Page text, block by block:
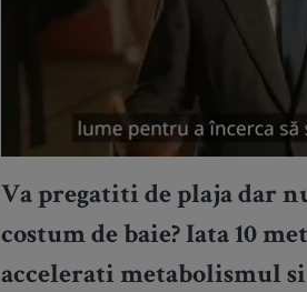
Va pregatiti de plaja dar
costum de baie? Iata 10
accelerati metabolismul